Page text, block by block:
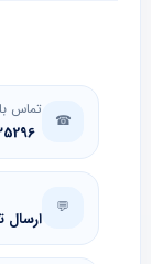
☎
تماس
💬